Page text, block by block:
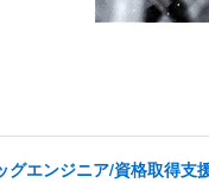
グエンジニア/資格取得支